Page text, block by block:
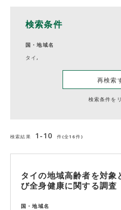
検索条件
国・地域名
タイ,
再検索
検索条件を
検索結果 1-10 件(全16件)
タイの地域高齢者を対象
び全身健康に関する調査
国・地域名